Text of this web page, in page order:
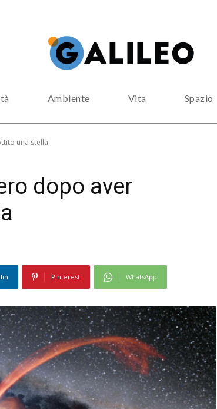
Ambiente Vita Spazio
una stella
dopo aver
Pinterest WhatsApp